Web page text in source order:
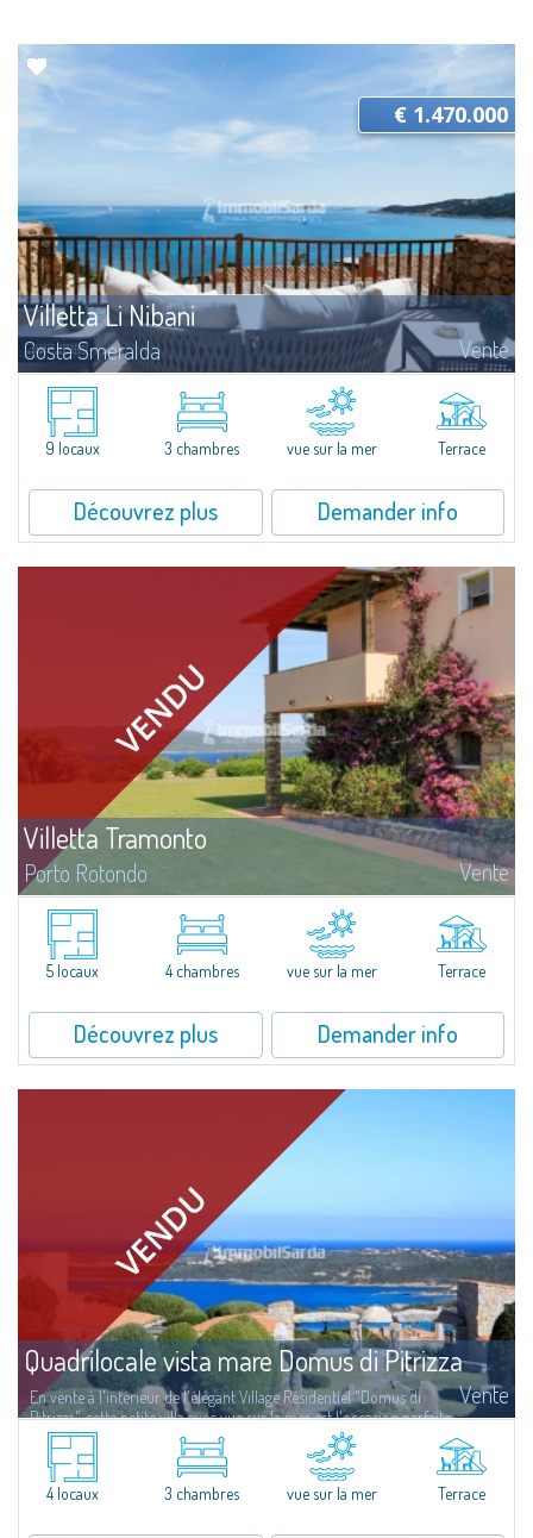
Villetta Li Nibani
Costa Smeralda Vente
​A few steps from the Bay of Piccolo Pevero, Villetta Li Nibani is located in a
quiet condo with breathtaking views of the sea of Costa Smeralda, in a
strategic position to reach the beach in a few minutes' walk.The...
€ 1.470.000
9 locaux 3 chambres vue sur la mer Terrace
Découvrez plus Demander info
Villetta Tramonto
Porto Rotondo Vente
À vendre villa jumelée en tête de file à Punta Lada, où une succession de
magnifiques levers et couchers de soleil offrent des vues imprenables sur
la mer aux nuances multicolores.La propriété est idéale...
5 locaux
4 chambres vue sur la mer Terrace
Découvrez plus Demander info
Quadrilocale vista mare Domus di Pitrizza
Vente
En vente à l'intérieur de l'élégant Village Résidentiel "Domus di
Pitrizza", cette petite villa avec vue sur la mer est l'occasion parfaite
de retrouver votre bien-être, plongé dans une oasis de paix et de...
4 locaux 3 chambres vue sur la mer Terrace